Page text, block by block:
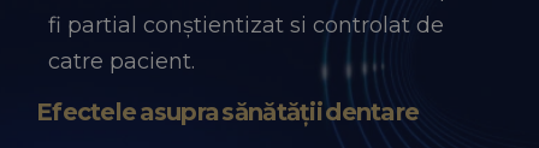
fi partial conștientizat si controlat de
catre pacient.
Efectele asupra sănătății dentare